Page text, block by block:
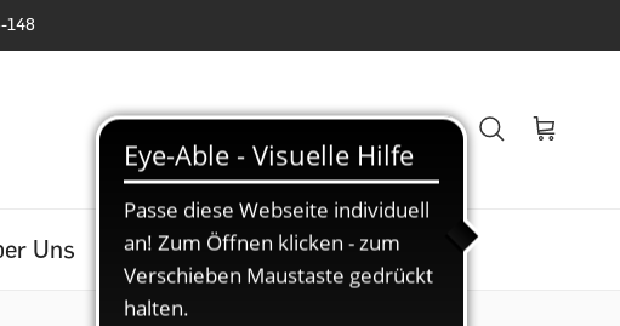
148
Uns Veranstaltungen Blog